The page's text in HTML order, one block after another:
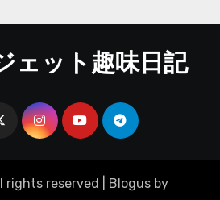
ェット趣味日記
rights reserved Blogus by